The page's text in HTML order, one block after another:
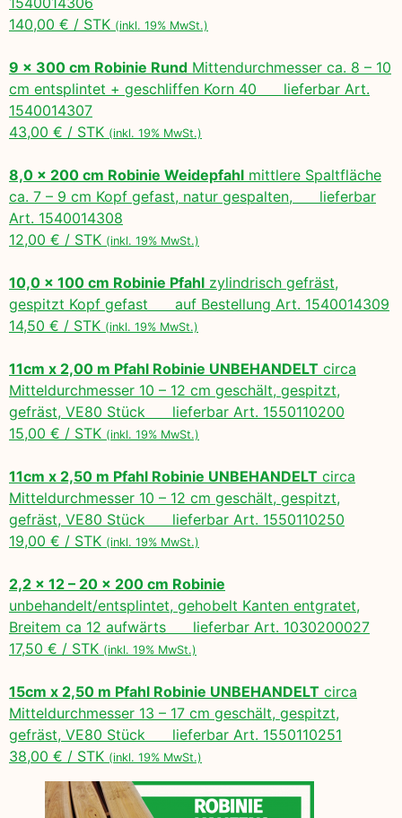
140,00 € / STK (inkl. 19% MwSt.)
9 x 300 cm Robinie Rund Mittendurchmesser ca. 8 – 10
cm entsplintet + geschliffen Korn 40 lieferbar Art.
1540014307
43,00 € / STK (inkl. 19% MwSt.)
8,0 x 200 cm Robinie Weidepfahl mittlere Spaltfläche
ca. 7 – 9 cm Kopf gefast, natur gespalten, lieferbar
Art. 1540014308
12,00 € / STK (inkl. 19% MwSt.)
10,0 x 100 cm Robinie Pfahl zylindrisch gefräst,
gespitzt Kopf gefast auf Bestellung Art. 1540014309
14,50 € / STK (inkl. 19% MwSt.)
11cm x 2,00 m Pfahl Robinie UNBEHANDELT circa
Mitteldurchmesser 10 – 12 cm geschält, gespitzt,
gefräst, VE80 Stück lieferbar Art. 1550110200
15,00 € / STK (inkl. 19% MwSt.)
11cm x 2,50 m Pfahl Robinie UNBEHANDELT circa
Mitteldurchmesser 10 – 12 cm geschält, gespitzt,
gefräst, VE80 Stück lieferbar Art. 1550110250
19,00 € / STK (inkl. 19% MwSt.)
2,2 x 12 – 20 x 200 cm Robinie
unbehandelt/entsplintet, gehobelt Kanten entgratet,
Breitem ca 12 aufwärts lieferbar Art. 1030200027
17,50 € / STK (inkl. 19% MwSt.)
15cm x 2,50 m Pfahl Robinie UNBEHANDELT circa
Mitteldurchmesser 13 – 17 cm geschält, gespitzt,
gefräst, VE80 Stück lieferbar Art. 1550110251
38,00 € / STK (inkl. 19% MwSt.)